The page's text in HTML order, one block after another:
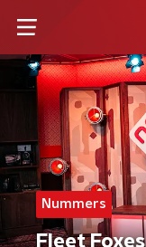
Nummers
Fleet Foxes